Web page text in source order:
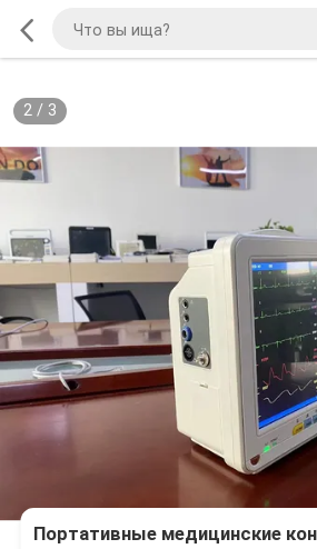
2/ 3
Портативные медицинские